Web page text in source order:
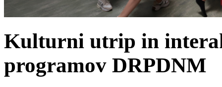
Kulturni utrip in
programov DRPDNM